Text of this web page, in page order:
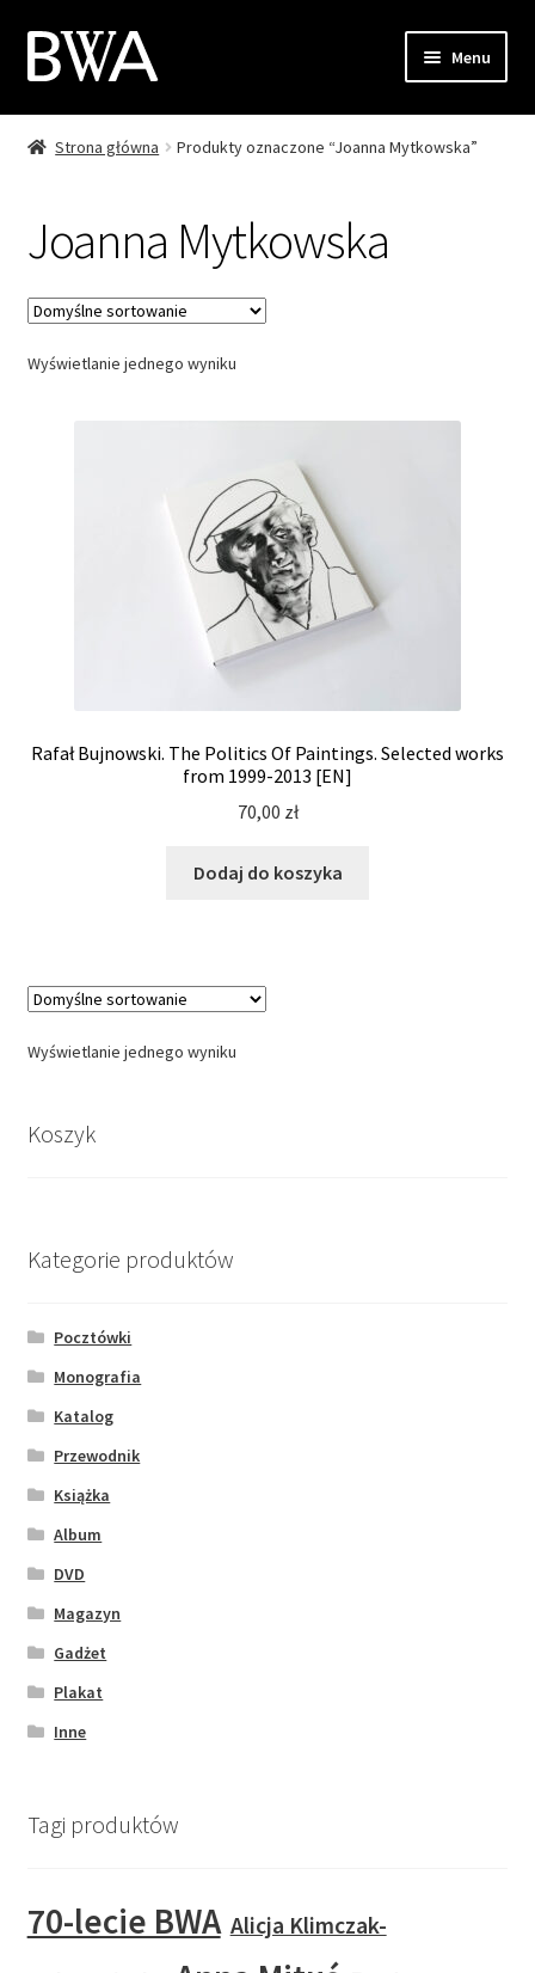
Przejdź
do
Przejdź
do
Menu
SklepStrona główna Produkty oznaczone “Joanna Mytkowska”
Joanna Mytkowska
Wyświetlanie jednego wyniku
Rafał Bujnowski. The Politics Of Paintings. Selected works
from 1999-2013 [EN]
70,00 zł
Dodaj do koszyka
Wyświetlanie jednego wyniku
Koszyk
Kategorie produktów
Pocztówki
Monografia
Katalog
Przewodnik
Książka
Album
DVD
Magazyn
Gadżet
Plakat
Inne
Tagi produktów
70-lecie BWA Alicja Klimczak-